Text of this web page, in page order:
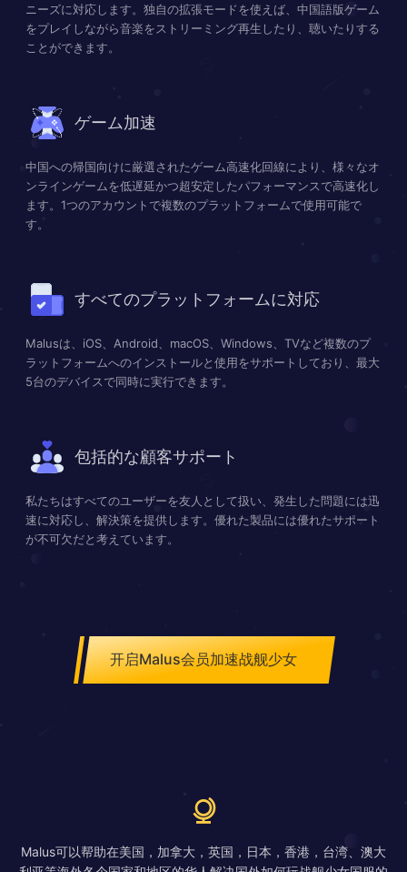
ニーズに対応します。独自の拡張モードを使えば、中国語版ゲーム
をプレイしながら音楽をストリーミング再生したり、聴いたりする
ことができます。
ゲーム加速
中国への帰国向けに厳選されたゲーム高速化回線により、様々なオ
ンラインゲームを低遅延かつ超安定したパフォーマンスで高速化し
ます。1つのアカウントで複数のプラットフォームで使用可能で
す。
すべてのプラットフォームに対応
Malusは、iOS、Android、macOS、Windows、TVなど複数のプ
ラットフォームへのインストールと使用をサポートしており、最大
5台のデバイスで同時に実行できます。
包括的な顧客サポート
私たちはすべてのユーザーを友人として扱い、発生した問題には迅
速に対応し、解決策を提供します。優れた製品には優れたサポート
が不可欠だと考えています。
开启Malus会员加速战舰少女
Malus可以帮助在美国，加拿大，英国，日本，香港，台湾、澳大